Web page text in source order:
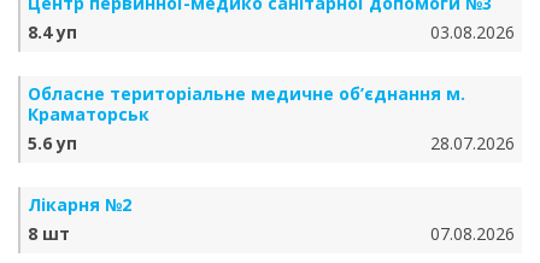
8.4 уп
03.08.2026
Обласне територіальне медичне об’єднання м.
Краматорськ
5.6 уп
28.07.2026
Лікарня №2
8 шт
07.08.2026